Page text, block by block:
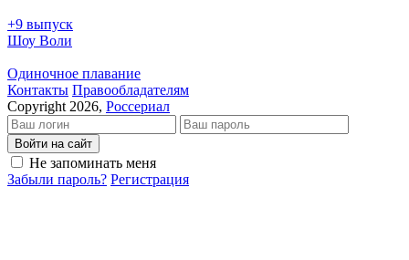
+9 выпуск
Шоу Воли
Одиночное плавание
Кон­так­ты Пра­во­об­ла­да­те­лям
Copyright 2026, Россериал
Войти на сайт
Не запоминать меня
Забыли пароль? Регистрация